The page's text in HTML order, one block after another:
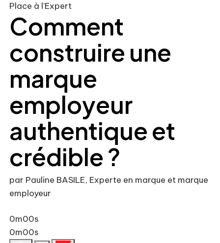
Place à l'Expert
Comment
construire une
marque
employeur
authentique et
crédible ?
par Pauline BASILE, Experte en marque et marque
employeur
0m00s
0m00s